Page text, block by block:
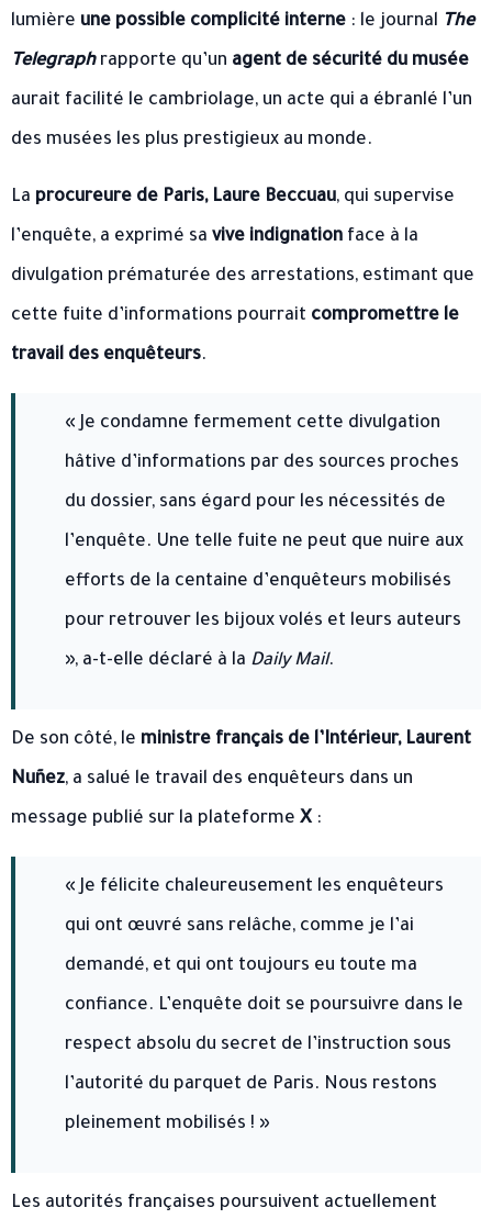
lumière une possible complicité interne : le journal The
Telegraphrapporte qu’un agent de sécurité du musée
aurait facilité le cambriolage, un acte qui a ébranlé l’un
des musées les plus prestigieux au monde.
La procureure de Paris, Laure Beccuau, qui supervise
l’enquête, a exprimé sa vive indignation face à la
divulgation prématurée des arrestations, estimant que
cette fuite d’informations pourrait compromettre le
travail des enquêteurs.
« Je condamne fermement cette divulgation
hâtive d’informations par des sources proches
du dossier, sans égard pour les nécessités de
l’enquête. Une telle fuite ne peut que nuire aux
efforts de la centaine d’enquêteurs mobilisés
pour retrouver les bijoux volés et leurs auteurs
», a-t-elle déclaré à la Daily Mail.
De son côté, le ministre français de l’Intérieur, Laurent
Nuñez, a salué le travail des enquêteurs dans un
message publié sur la plateforme X :
« Je félicite chaleureusement les enquêteurs
qui ont œuvré sans relâche, comme je l’ai
demandé, et qui ont toujours eu toute ma
confiance. L’enquête doit se poursuivre dans le
respect absolu du secret de l’instruction sous
l’autorité du parquet de Paris. Nous restons
pleinement mobilisés ! »
Les autorités françaises poursuivent actuellement